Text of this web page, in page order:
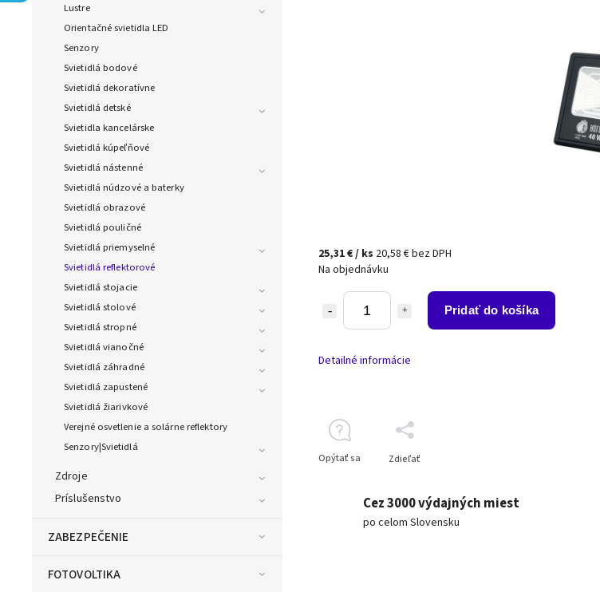
Lustre
Orientačné svietidla LED
Senzory
Svietidlá bodové
Svietidlá dekoratívne
Svietidlá detské
Svietidla kancelárske
Svietidlá kúpeľňové
Svietidlá nástenné
Svietidlá núdzové a baterky
Svietidlá obrazové
Svietidlá pouličné
Svietidlá priemyselné
Svietidlá reflektorové
Svietidlá stojacie
Svietidlá stolové
Svietidlá stropné
Svietidlá vianočné
Svietidlá záhradné
Svietidlá zapustené
Svietidlá žiarivkové
Verejné osvetlenie a solárne reflektory
Senzory|Svietidlá
Zdroje
Príslušenstvo
ZABEZPEČENIE
FOTOVOLTIKA
25,31 €/ ks 20,58 € bez DPH
Na objednávku
Pridať do košíka
Detailné informácie
Opýtať sa Zdieľať
Cez 3000 výdajných miest
po celom Slovensku